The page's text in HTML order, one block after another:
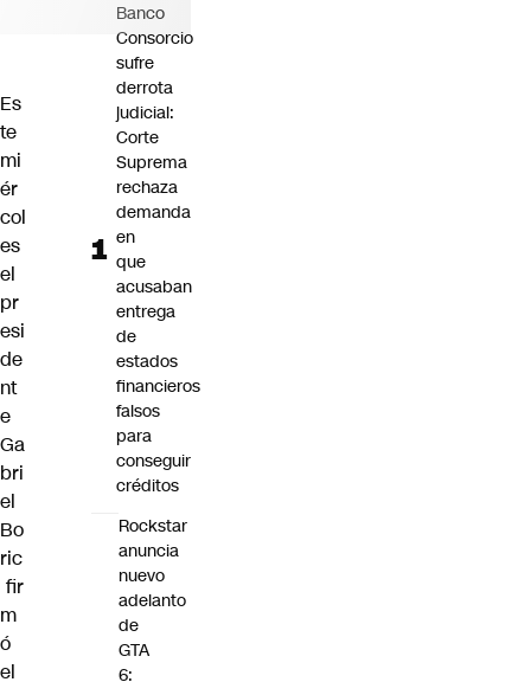
Es
te
mi
ér
col
es
el
pr
esi
de
nt
e
Ga
bri
el
Bo
ric
fir
m
ó
el
Banco
Consorcio
sufre
derrota
judicial:
Corte
Suprema
rechaza
demanda
en
que
acusaban
entrega
de
estados
financieros
falsos
para
conseguir
créditos
Rockstar
anuncia
nuevo
adelanto
de
GTA
6: